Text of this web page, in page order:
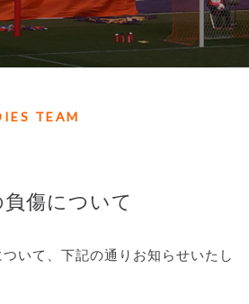
TEAM
傷について
いて、下記の通りお知らせいたし